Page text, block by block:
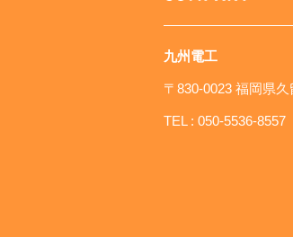
九州電工
〒830-0023 福岡県
TEL : 050-5536-8557